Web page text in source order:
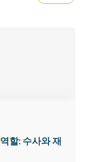
할: 수사와 재